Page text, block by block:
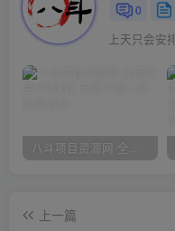
0
八斗项目资源网 全网正品VIP课程 无损下载~
上一篇